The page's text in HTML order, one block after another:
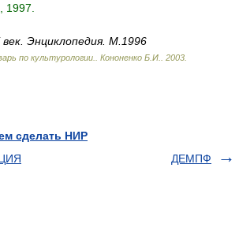
Энциклопедия. М.1996
по культурологии. Кононенко Б.И. 2003
сделать НИР
ДЕМПФ